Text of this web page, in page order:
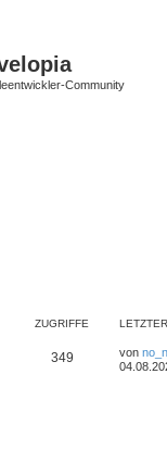
Community
ZUGRIFFE
349 von